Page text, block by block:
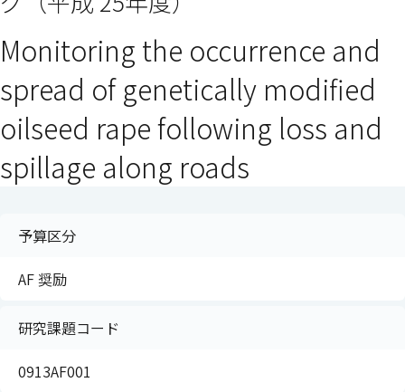
ドウで開きます）
ンドウで開きます）
ウインドウで開きます）
Monitoring the occurrence and
spread of genetically modified
oilseed rape following loss and
spillage along roads
予算区分
AF 奨励
研究課題コード
0913AF001